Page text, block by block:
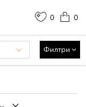
0
0
Филтри